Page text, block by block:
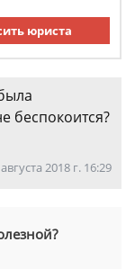
юриста
беспокоится?
2018 г. 16:29